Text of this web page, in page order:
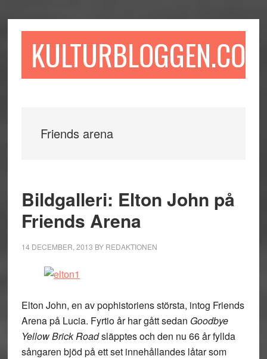
till
till
sidofältet
till
KULTURBLOGGEN.COM
Friends arena
Bildgalleri: Elton John på
Friends Arena
14 DECEMBER, 2013 BY REDAKTIONEN
Elton John, en av pophistoriens största, intog Friends
Arena på Lucia. Fyrtio år har gått sedan Goodbye
Yellow Brick Roadsläpptes och den nu 66 år fyllda
sångaren bjöd på ett set innehållandes låtar som